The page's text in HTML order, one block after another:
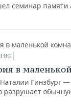
семинар памяти
в
Гинзбург —
разрушает